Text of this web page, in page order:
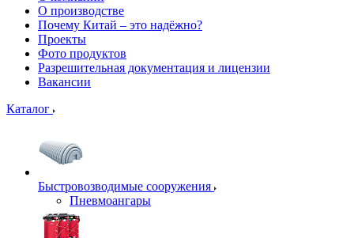
О производстве
Почему Китай – это надёжно?
Проекты
Фото продуктов
Разрешительная документация и лицензии
Вакансии
Каталог
Быстровозводимые сооружения
Пневмоангары